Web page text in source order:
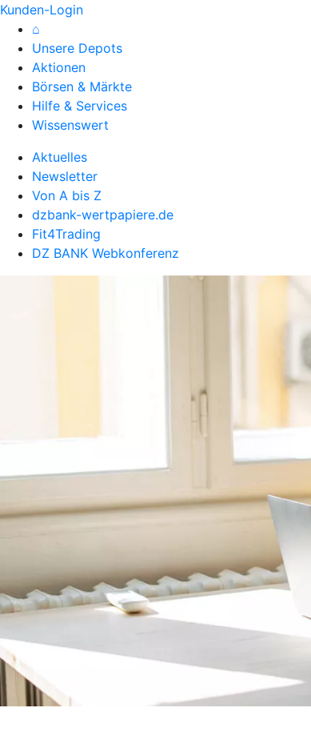
Kunden-Login
⌂
Unsere Depots
Aktionen
Börsen & Märkte
Hilfe & Services
Wissenswert
Aktuelles
Newsletter
Von A bis Z
dzbank-wertpapiere.de
Fit4Trading
DZ BANK Webkonferenz